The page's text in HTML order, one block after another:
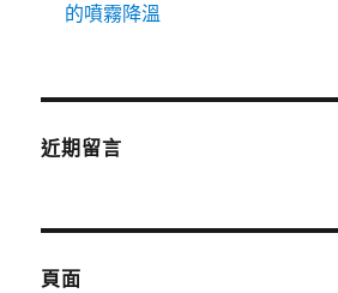
的噴霧降溫
近期留言
頁面